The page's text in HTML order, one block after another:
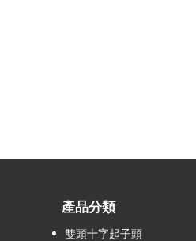
產品分類
雙頭十字起子頭